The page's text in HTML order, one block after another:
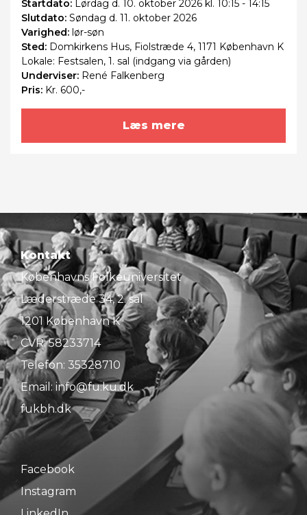
Startdato: Lørdag d. 10. oktober 2026 kl. 10:15 - 14:15
Slutdato: Søndag d. 11. oktober 2026
Varighed: lør-søn
Sted: Domkirkens Hus, Fiolstræde 4, 1171 København K
Lokale: Festsalen, 1. sal (indgang via gården)
Underviser: René Falkenberg
Pris: Kr. 600,-
Læs mere
Kontakt
Københavns Folkeuniversitet
Læderstræde 34, 2. sal
1201 København K
CVR: 58233714
Telefon: 35328710
Email: info@fu.ku.dk
fukbh.dk
Facebook
Instagram